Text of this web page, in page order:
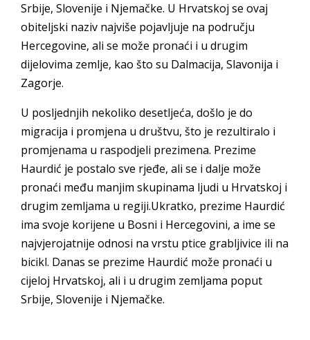
Srbije, Slovenije i Njemačke. U Hrvatskoj se ovaj
obiteljski naziv najviše pojavljuje na području
Hercegovine, ali se može pronaći i u drugim
dijelovima zemlje, kao što su Dalmacija, Slavonija i
Zagorje.
U posljednjih nekoliko desetljeća, došlo je do
migracija i promjena u društvu, što je rezultiralo i
promjenama u raspodjeli prezimena. Prezime
Haurdić je postalo sve rjeđe, ali se i dalje može
pronaći među manjim skupinama ljudi u Hrvatskoj i
drugim zemljama u regiji.Ukratko, prezime Haurdić
ima svoje korijene u Bosni i Hercegovini, a ime se
najvjerojatnije odnosi na vrstu ptice grabljivice ili na
bicikl. Danas se prezime Haurdić može pronaći u
cijeloj Hrvatskoj, ali i u drugim zemljama poput
Srbije, Slovenije i Njemačke.